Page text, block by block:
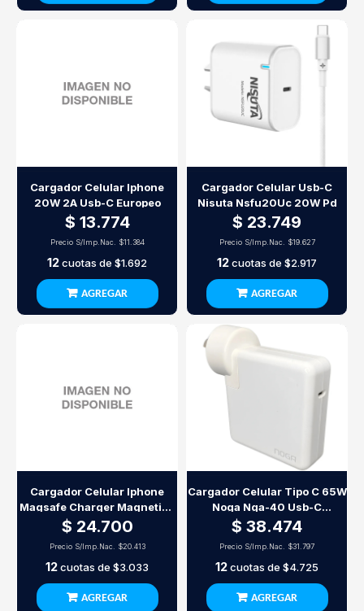
Cargador Celular Iphone
20W 2A Usb-C Europeo
$ 13.774
Precio S/Imp.Nac. $11.384
12cuotas de $1.692
AGREGAR
Cargador Celular Usb-C
Nisuta Nsfu20Uc 20W Pd
$ 23.749
Precio S/Imp.Nac. $19.627
12cuotas de $2.917
AGREGAR
Cargador Celular Iphone
Magsafe Charger Magnetico
Usb-C A2140
$ 24.700
Precio S/Imp.Nac. $20.413
12cuotas de $3.033
AGREGAR
Cargador Celular Tipo C 65W
Noga Nga-40 Usb-C
Universal
$ 38.474
Precio S/Imp.Nac. $31.797
12cuotas de $4.725
AGREGAR